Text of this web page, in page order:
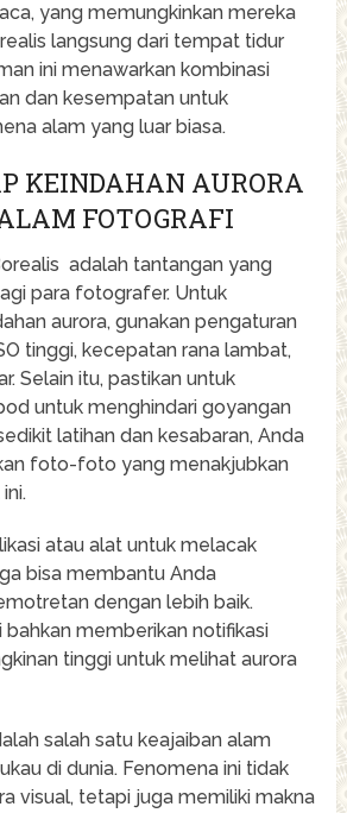
yang memungkinkan mereka
langsung dari tempat tidur
ini menawarkan kombinasi
dan kesempatan untuk
alam yang luar biasa.
KEINDAHAN AURORA
FOTOGRAFI
adalah tantangan yang
para fotografer. Untuk
aurora, gunakan pengaturan
tinggi, kecepatan rana lambat,
Selain itu, pastikan untuk
untuk menghindari goyangan
latihan dan kesabaran, Anda
foto-foto yang menakjubkan
atau alat untuk melacak
bisa membantu Anda
dengan lebih baik.
bahkan memberikan notifikasi
tinggi untuk melihat aurora
salah satu keajaiban alam
di dunia. Fenomena ini tidak
visual, tetapi juga memiliki makna